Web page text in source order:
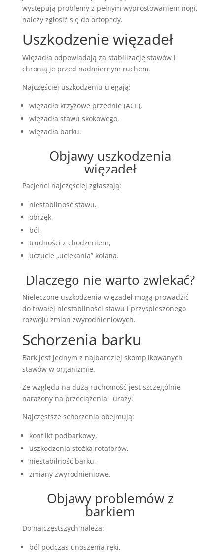
występują problemy z pełnym wyprostowaniem nogi,
należy zgłosić się do ortopedy.
Uszkodzenie więzadeł
Więzadła odpowiadają za stabilizację stawów i
chronią je przed nadmiernym ruchem.
Najczęściej uszkodzeniu ulegają:
więzadło krzyżowe przednie (ACL),
więzadła stawu skokowego,
więzadła barku.
Objawy uszkodzenia
więzadeł
Pacjenci najczęściej zgłaszają:
niestabilność stawu,
obrzęk,
ból,
trudności z chodzeniem,
uczucie „uciekania” kolana.
Dlaczego nie warto zwlekać?
Nieleczone uszkodzenia więzadeł mogą prowadzić
do trwałej niestabilności stawu i przyspieszonego
rozwoju zmian zwyrodnieniowych.
Schorzenia barku
Bark jest jednym z najbardziej skomplikowanych
stawów w organizmie.
Ze względu na dużą ruchomość jest szczególnie
narażony na przeciążenia i urazy.
Najczęstsze schorzenia obejmują:
konflikt podbarkowy,
uszkodzenia stożka rotatorów,
niestabilność barku,
zmiany zwyrodnieniowe.
Objawy problemów z
barkiem
Do najczęstszych należą:
ból podczas unoszenia ręki,